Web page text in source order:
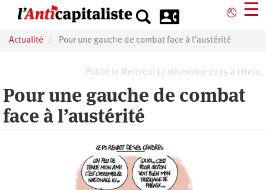
principal
⎋ ☰
Actualité Pour une gauche de combat face à l’austérité
Publié le Mercredi 17 décembre 2025 à 11h00.
Pour une gauche de combat
face à l’austérité